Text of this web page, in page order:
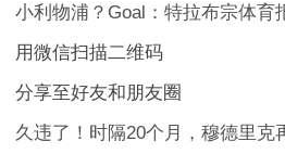
小利物浦？Goal：特拉布宗体育
用微信扫描二维码
分享至好友和朋友圈
久违了！时隔20个月，穆德里克